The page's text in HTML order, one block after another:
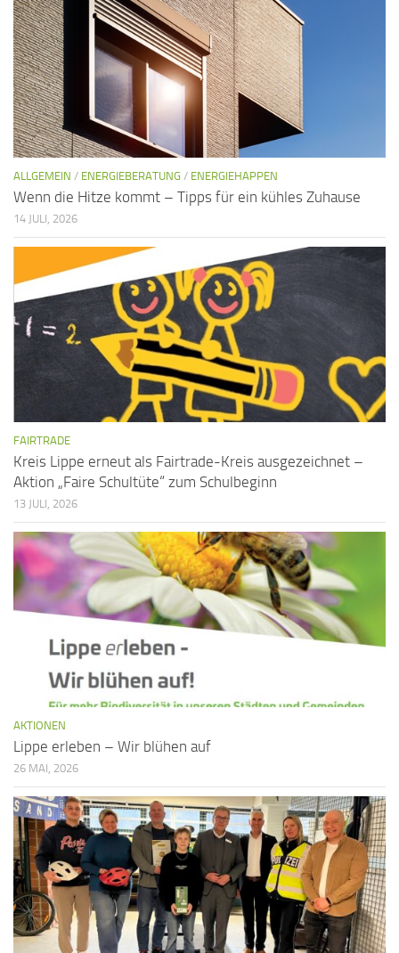
ALLGEMEIN / ENERGIEBERATUNG / ENERGIEHAPPEN
Wenn die Hitze kommt – Tipps für ein kühles Zuhause
14 JULI, 2026
FAIRTRADE
Kreis Lippe erneut als Fairtrade-Kreis ausgezeichnet –
Aktion „Faire Schultüte“ zum Schulbeginn
13 JULI, 2026
AKTIONEN
Lippe erleben – Wir blühen auf
26 MAI, 2026